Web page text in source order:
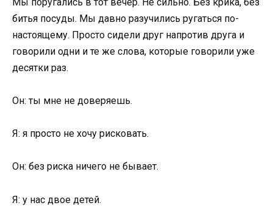
битья посуды. Мы давно разучились ругаться по-
настоящему. Просто сидели друг напротив друга и
говорили одни и те же слова, которые говорили уже
десятки раз.
Он: ты мне не доверяешь.
Я: я просто не хочу рисковать.
Он: без риска ничего не бывает.
Я: у нас двое детей.